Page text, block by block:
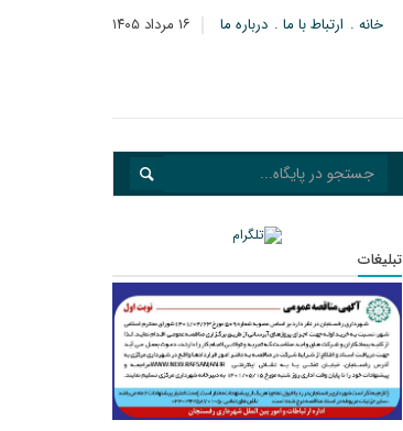
۱۶ مرداد ۱۴۰۵ خانه ارتباط با ما درباره ما
تبلیغات